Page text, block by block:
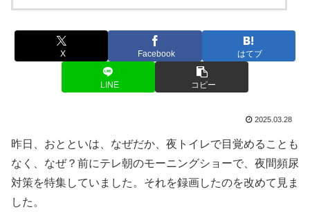
X Facebook はてブ
LINE コピー
2025.03.28
昨日、おとといは、なぜだか、夜トイレで目覚めることも
なく、なぜ？前にテレ朝のモーニングショーで、夜間頻尿
対策を特集していました。それを録画したのを改めて見ま
した。